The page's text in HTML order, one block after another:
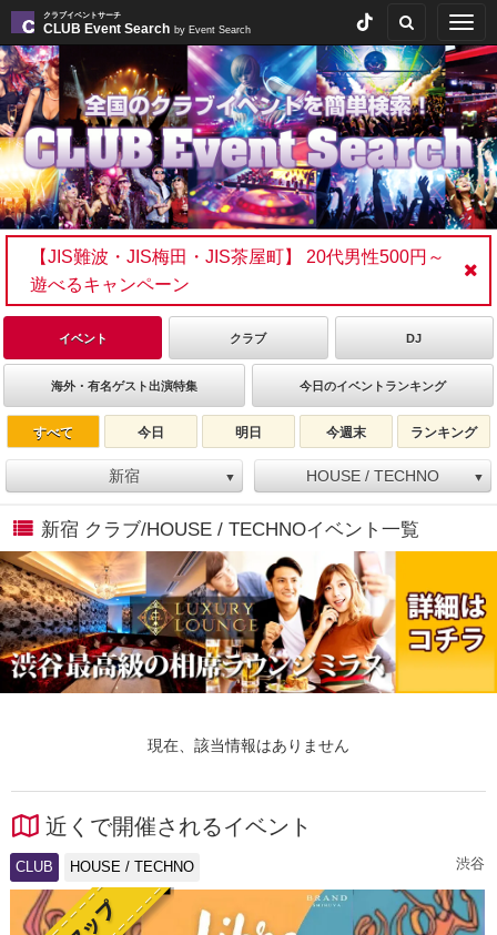
クラブイベントサーチ
CLUB Event Search by Event Search
【JIS難波・JIS梅田・JIS茶屋町】 20代男性500円～
遊べるキャンペーン
イベント クラブ DJ
海外・有名ゲスト出演特集 今日のイベントランキング
すべて 今日 明日 今週末 ランキング
新宿 ▼ HOUSE / TECHNO ▼
新宿 クラブ/HOUSE / TECHNOイベント一覧
現在、該当情報はありません
近くで開催されるイベント
CLUB HOUSE / TECHNO 渋谷